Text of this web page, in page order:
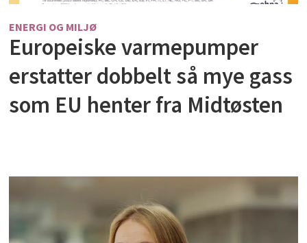
ENERGI OG MILJØ
Europeiske varmepumper
erstatter dobbelt så mye gass
som EU henter fra Midtøsten